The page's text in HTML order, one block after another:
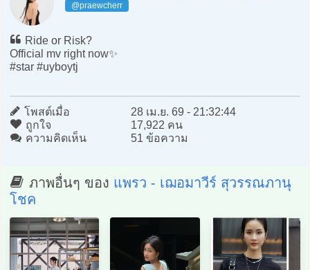
@praewcherr
Ride or Risk?
Official mv right now✨
#star #uyboytj
โพสต์เมื่อ
28 เม.ย. 69 - 21:32:44
ถูกใจ
17,922 คน
ความคิดเห็น
51 ข้อความ
ภาพอื่นๆ ของ แพรว - เฌอมาวีร์ สุวรรณภานุ
โชค